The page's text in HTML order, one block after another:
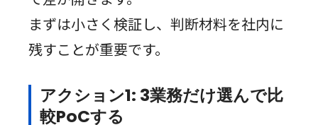
まずは小さく検証し、判断材料を社内に
残すことが重要です。
アクション1: 3業務だけ選んで比
較PoCする